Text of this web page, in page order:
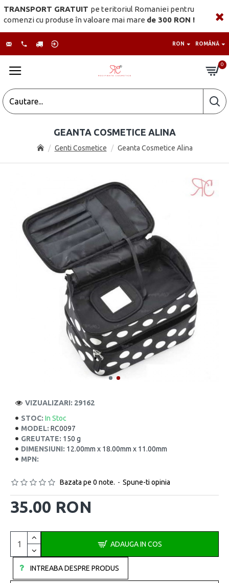
TRANSPORT GRATUIT pe teritoriul Romaniei pentru
comenzi cu produse în valoare mai mare de 300 RON !
RON ROMÂNĂ
0
Genti Cosmetice Geanta Cosmetice Alina
GEANTA COSMETICE ALINA
STOC: In Stoc
MODEL: RC0097
GREUTATE: 150 g
DIMENSIUNI: 12.00mm x 18.00mm x 11.00mm
MPN:
VIZUALIZARI: 29162
Bazata pe 0 note. - Spune-ti opinia
35.00 RON
ADAUGA IN COS
INTREABA DESPRE PRODUS